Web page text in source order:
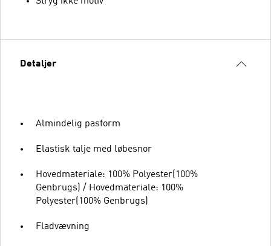
Detaljer
Almindelig pasform
Elastisk talje med løbesnor
Hovedmateriale: 100% Polyester(100%
Genbrugs) / Hovedmateriale: 100%
Polyester(100% Genbrugs)
Fladvævning